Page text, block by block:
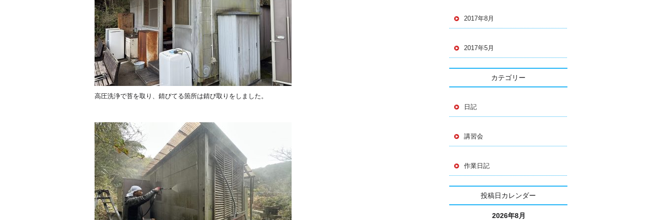
高圧洗浄で苔を取り、錆びてる箇所は錆び取りをしました。
2017年8月
2017年5月
カテゴリー
日記
講習会
作業日記
投稿日カレンダー
2026年8月